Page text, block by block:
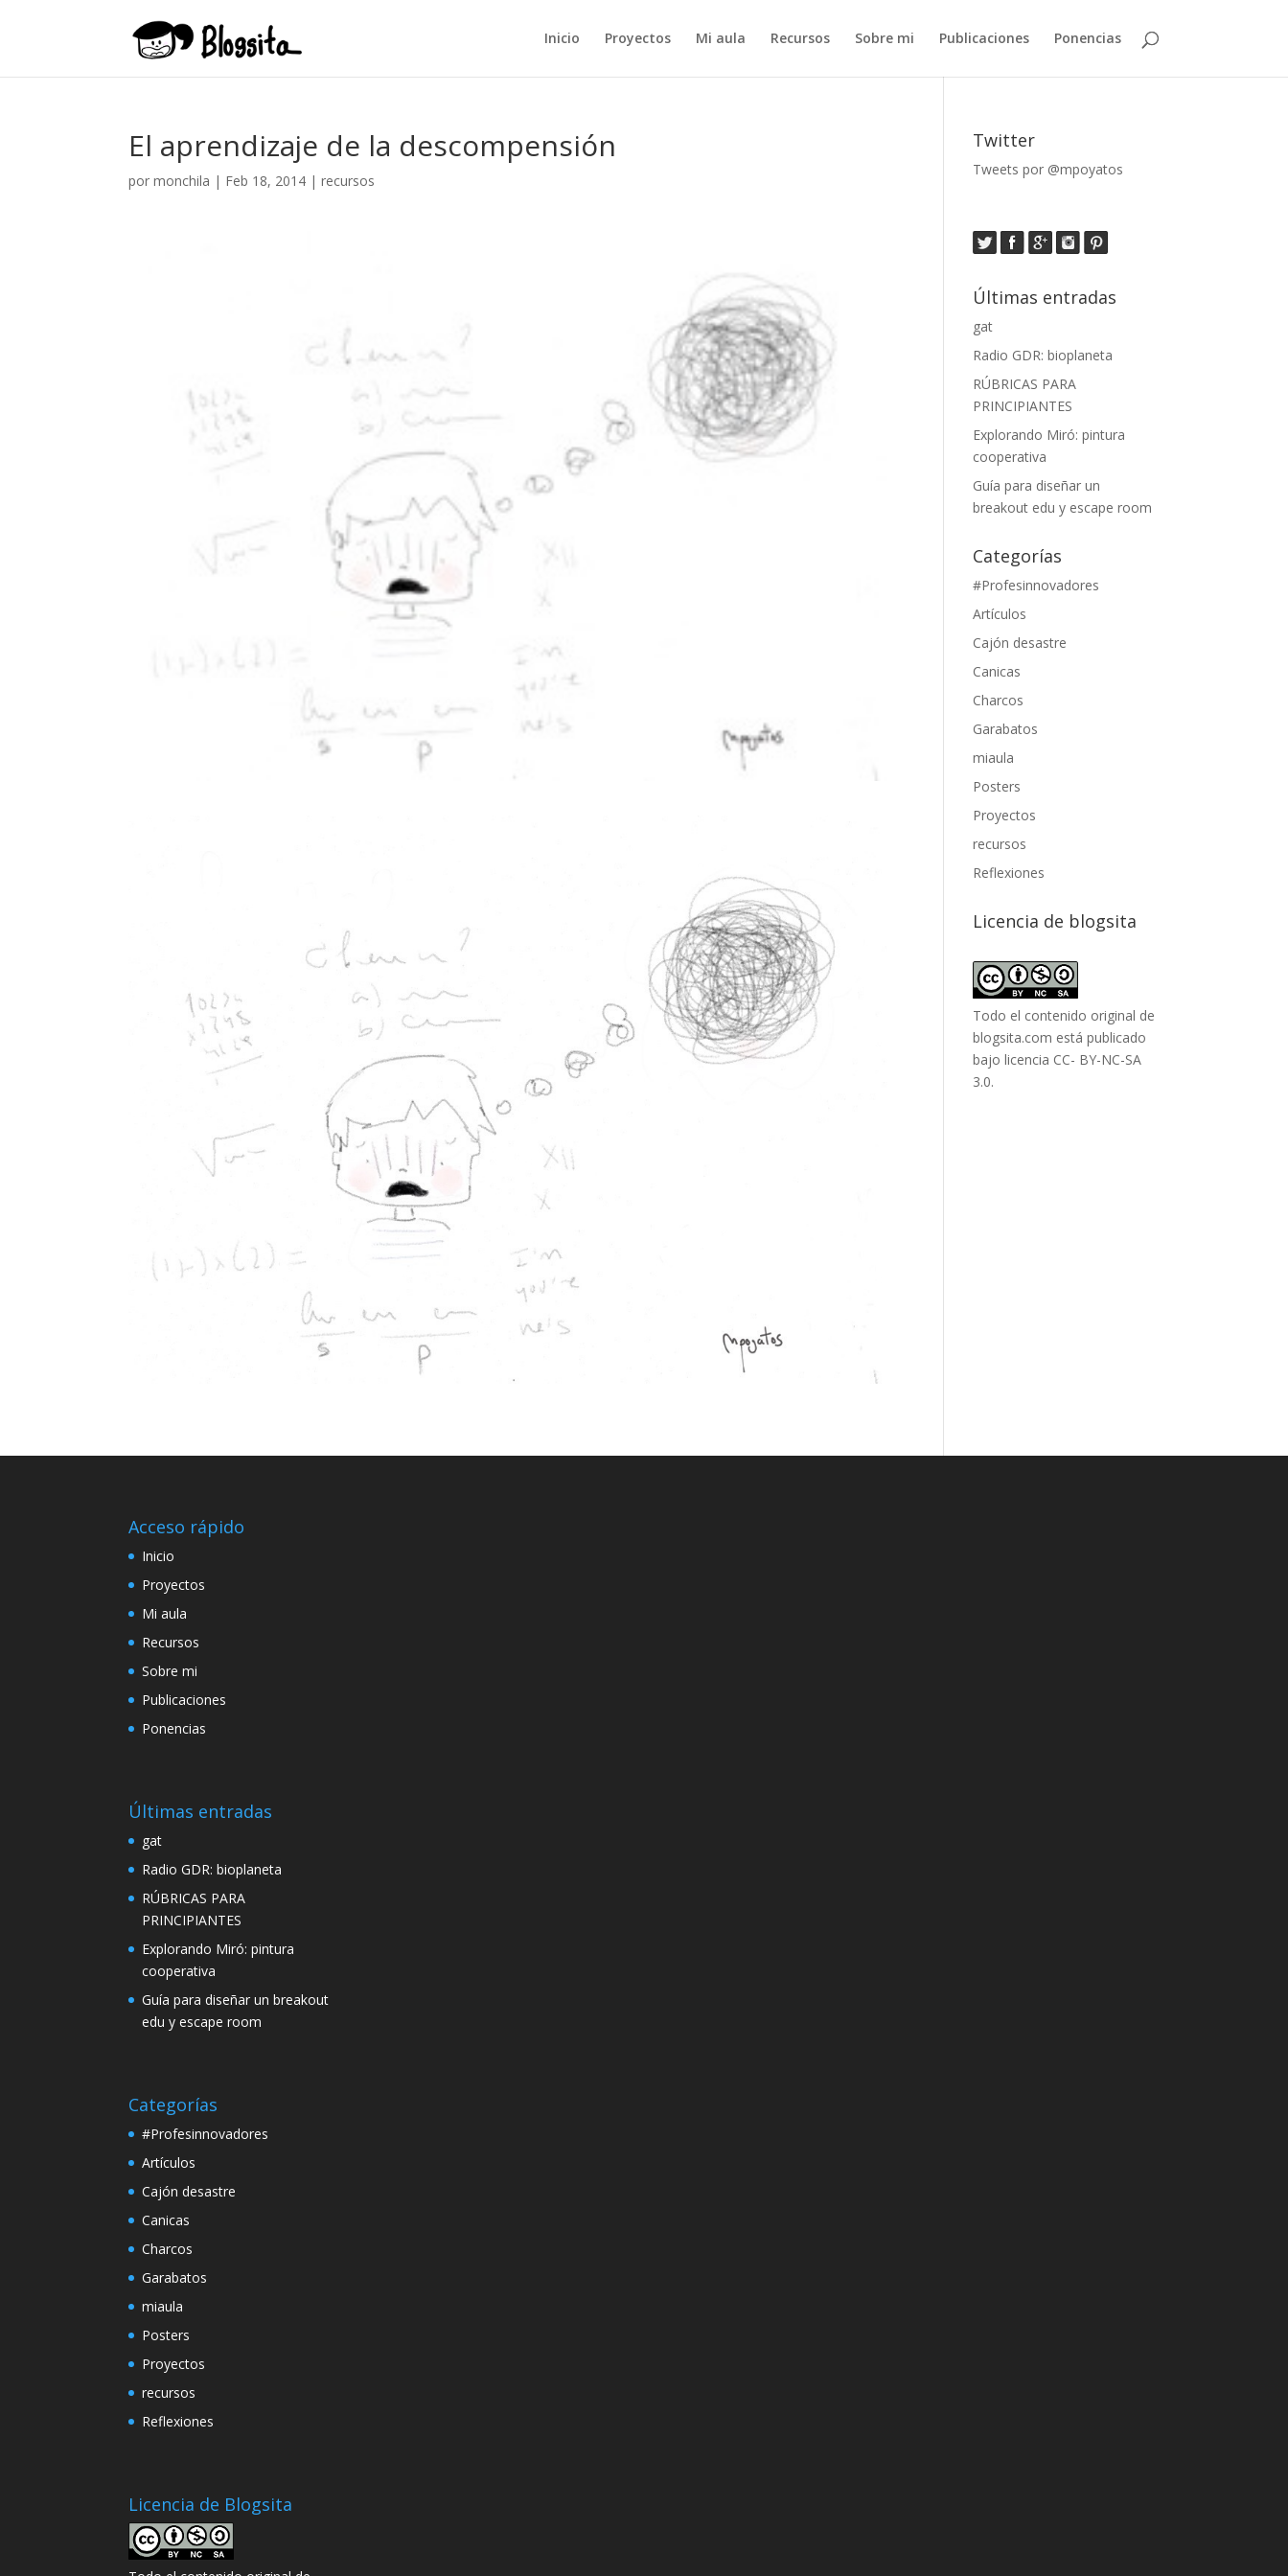
Inicio Proyectos Mi aula Recursos Sobre mi Publicaciones Ponencias
El aprendizaje de la descompensión
pormonchila | Feb 18, 2014 |recursos
Twitter
Tweets por @mpoyatos
Últimas entradas
gat
Radio GDR: bioplaneta
RÚBRICAS PARA
PRINCIPIANTES
Explorando Miró: pintura
cooperativa
Guía para diseñar un
breakout edu y escape room
Categorías
#Profesinnovadores
Artículos
Cajón desastre
Canicas
Charcos
Garabatos
miaula
Posters
Proyectos
recursos
Reflexiones
Licencia de blogsita
Todo el contenido original de
blogsita.com está publicado
bajolicencia CC- BY-NC-SA
3.0.
Acceso rápido
Inicio
Proyectos
Mi aula
Recursos
Sobre mi
Publicaciones
Ponencias
Últimas entradas
gat
Radio GDR: bioplaneta
RÚBRICAS PARA
PRINCIPIANTES
Explorando Miró: pintura
cooperativa
Guía para diseñar un breakout
edu y escape room
Categorías
#Profesinnovadores
Artículos
Cajón desastre
Canicas
Charcos
Garabatos
miaula
Posters
Proyectos
recursos
Reflexiones
Licencia de Blogsita